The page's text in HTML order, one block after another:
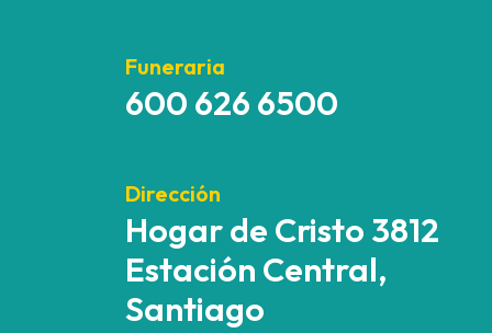
Funeraria
600 626 6500
Dirección
Hogar de Cristo 3812
Estación Central,
Santiago